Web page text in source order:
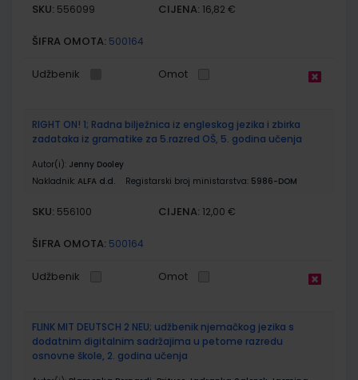
SKU: 556099 CIJENA: 16,82 €
ŠIFRA OMOTA: 500164
Udžbenik Omot
RIGHT ON! 1; Radna bilježnica iz engleskog jezika i zbirka
zadataka iz gramatike za 5.razred OŠ, 5. godina učenja
Autor(i): Jenny Dooley
Nakladnik: ALFA d.d. Registarski broj ministarstva: 5986-DOM
SKU: 556100 CIJENA: 12,00 €
ŠIFRA OMOTA: 500164
Udžbenik Omot
FLINK MIT DEUTSCH 2 NEU; udžbenik njemačkog jezika s
dodatnim digitalnim sadržajima u petome razredu
osnovne škole, 2. godina učenja